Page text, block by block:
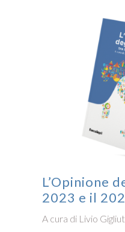
L’Opinione
2023 e il
A cura di Livio